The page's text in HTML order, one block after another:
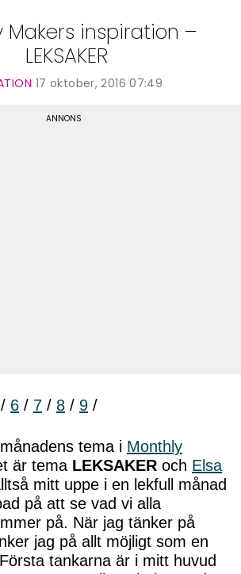
Makers inspiration –
LEKSAKER
17 oktober, 2016 07:49
/ 6 / 7 / 8 / 9 /
tema i Monthly
är tema LEKSAKER och Elsa
mitt uppe i en lekfull månad
på att se vad vi alla
på. När jag tänker på
jag på allt möjligt som en
tankarna är i mitt huvud